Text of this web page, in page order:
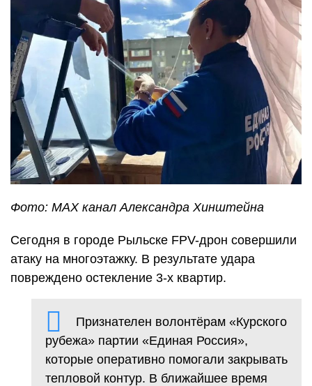
Фото: МАХ канал Александра Хинштейна
Сегодня в городе Рыльске FPV-дрон совершили
атаку на многоэтажку. В результате удара
повреждено остекление 3-х квартир.
Признателен волонтёрам «Курского
рубежа» партии «Единая Россия»,
которые оперативно помогали закрывать
тепловой контур. В ближайшее время